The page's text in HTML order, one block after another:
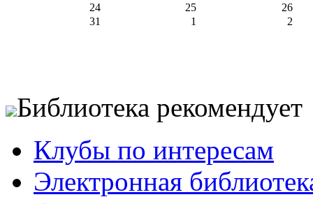
24
25
26
31
1 2
Библиотека рекомендует
Клубы по интересам
Электронная